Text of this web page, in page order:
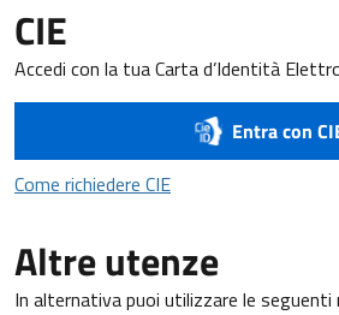
CIE
Accedi con la tua Carta d’Identità
Entra con
Come richiedere CIECome richiedere CIE
Altre utenze
In alternativa puoi utilizzare le seguenti